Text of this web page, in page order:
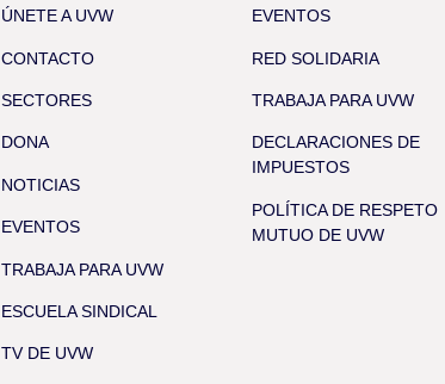
ÚNETE A UVW
CONTACTO
SECTORES
DONA
NOTICIAS
EVENTOS
TRABAJA PARA UVW
ESCUELA SINDICAL
TV DE UVW
EVENTOS
RED SOLIDARIA
TRABAJA PARA UVW
DECLARACIONES DE
IMPUESTOS
POLÍTICA DE RESPETO
MUTUO DE UVW